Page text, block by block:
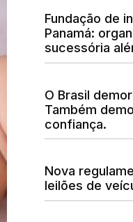
Fundação de
Panamá:
sucessória
O Brasil
Também
confiança.
Nova
leilões de